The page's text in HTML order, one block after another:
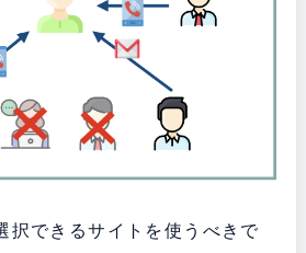
択できるサイトを使うべきで